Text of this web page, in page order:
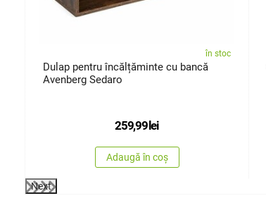
în stoc
Dulap pentru încălțăminte cu bancă
Avenberg Sedaro
259,99lei
Adaugă în coș
Next